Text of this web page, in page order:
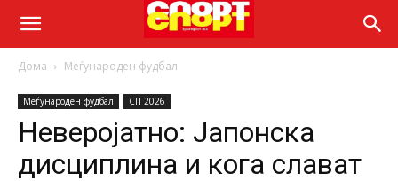
Дома Меѓународен фудбал
Меѓународен фудбал СП 2026
Неверојатно: Јапонска
дисциплина и кога слават